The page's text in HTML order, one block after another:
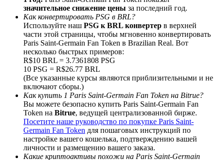
BTC Welcome Rewards
Deposit & Trade BTC to Share 25000 USDT prize pool!
Deposit CASHCAT & Win
Share 500000 CASHCAT prize pool
значительное снижение цены за последний год.
Как конвертировать PSG в BRL?
Используйте наш PSG к BRL конвертер в верхней
части этой страницы, чтобы мгновенно конвертировать
Paris Saint-Germain Fan Token в Brazilian Real. Вот
несколько быстрых примеров:
R$10 BRL = 3.7361808 PSG
10 PSG = R$26.77 BRL
(Все указанные курсы являются приблизительными и не
включают сборы.)
Как купить 1 Paris Saint-Germain Fan Token на Bitrue?
Вы можете безопасно купить Paris Saint-Germain Fan
Token на Bitrue, ведущей централизованной бирже.
Посетите наше руководство по покупке Paris Saint-
Germain Fan Token для пошаговых инструкций по
настройке вашего кошелька, подтверждению вашей
личности и размещению вашего заказа.
Какие криптоактивы похожи на Paris Saint-Germain